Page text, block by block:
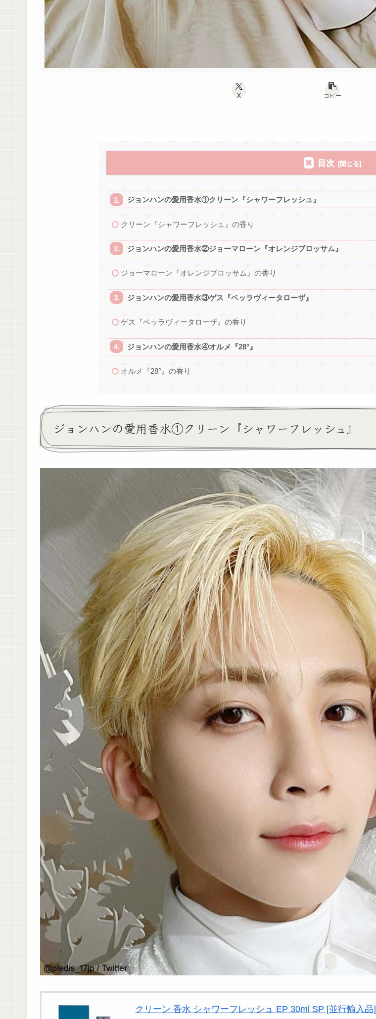
X コピー
目次
ジョンハンの愛用香水①クリーン『シャワーフレッシュ』
クリーン『シャワーフレッシュ』の香り
ジョンハンの愛用香水②ジョーマローン『オレンジブロッサム』
ジョーマローン『オレンジブロッサム』の香り
ジョンハンの愛用香水③ゲス『ベッラヴィータローザ』
ゲス『ベッラヴィータローザ』の香り
ジョンハンの愛用香水④オルメ『28°』
オルメ『28°』の香り
ジョンハンの愛用香水①クリーン『シャワーフレッシュ』
クリーン 香水 シャワーフレッシュ EP 30ml SP [並行輸入品]